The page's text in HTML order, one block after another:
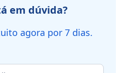
em dúvida?
agora por 7 dias.